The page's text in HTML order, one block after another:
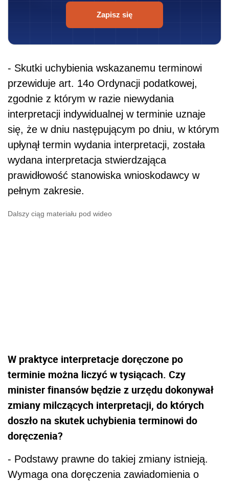
Zapisz się
- Skutki uchybienia wskazanemu terminowi
przewiduje art. 14o Ordynacji podatkowej,
zgodnie z którym w razie niewydania
interpretacji indywidualnej w terminie uznaje
się, że w dniu następującym po dniu, w którym
upłynął termin wydania interpretacji, została
wydana interpretacja stwierdzająca
prawidłowość stanowiska wnioskodawcy w
pełnym zakresie.
Dalszy ciąg materiału pod wideo
W praktyce interpretacje doręczone po
terminie można liczyć w tysiącach. Czy
minister finansów będzie z urzędu dokonywał
zmiany milczących interpretacji, do których
doszło na skutek uchybienia terminowi do
doręczenia?
- Podstawy prawne do takiej zmiany istnieją.
Wymaga ona doręczenia zawiadomienia o